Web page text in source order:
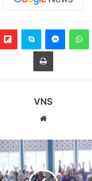
FlipboardSkype
Cetak
VNS